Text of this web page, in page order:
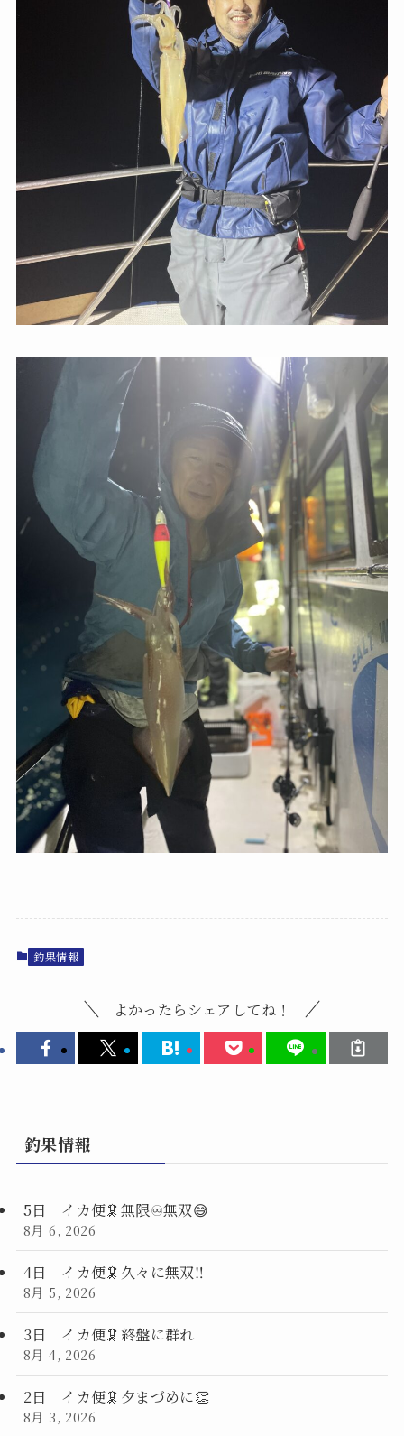
釣果情報
よかったらシェアしてね！
釣果情報
5日 イカ便🦑無限♾️無双😅
8月 6, 2026
4日 イカ便🦑久々に無双‼️
8月 5, 2026
3日 イカ便🦑終盤に群れ
8月 4, 2026
2日 イカ便🦑夕まづめに👏
8月 3, 2026